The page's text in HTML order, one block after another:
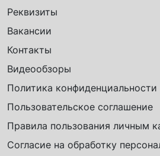
Реквизиты
Вакансии
Контакты
Видеообзоры
Политика конфиденциальности
Пользовательское соглашение
Правила пользования личным
Согласие на обработку